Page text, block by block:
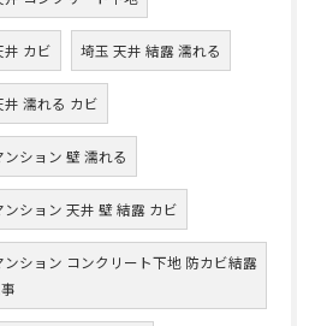
井 カビ 埼玉 天井 結露 濡れる
井 濡れる カビ
ンション 壁 濡れる
ンション 天井 壁 結露 カビ
ンション コンクリート下地 防カビ結露